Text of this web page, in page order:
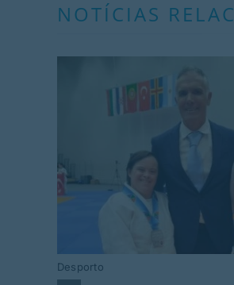
NOTÍCIAS
Desporto